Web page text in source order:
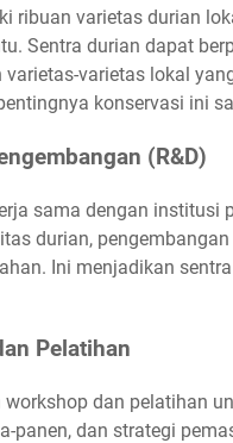
ribuan varietas durian
Sentra durian dapat
varietas-varietas lokal
konservasi ini
(R&D)
sama dengan institusi
durian,
Ini menjadikan
Pelatihan
workshop dan pelatihan
panen, dan strategi